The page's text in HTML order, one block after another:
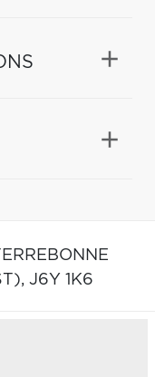
J6Y 1K6